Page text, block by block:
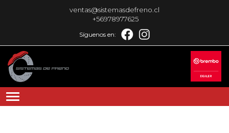
ventas@sistemasdefreno.cl
+56978977625
Síguenos en: